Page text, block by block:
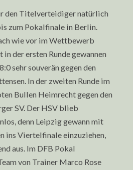
den Titelverteidiger natürlich
zum Pokalfinale in Berlin.
wie vor im Wettbewerb
der ersten Runde gewannen
sehr souverän gegen den
In der zweiten Runde im
Bullen Heimrecht gegen den
SV. Der HSV blieb
denn Leipzig gewann mit
ins Viertelfinale einzuziehen,
aus. Im DFB Pokal
von Trainer Marco Rose